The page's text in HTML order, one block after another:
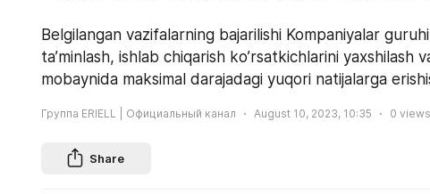
Belgilangan vazifalarning bajarilishi Kompaniyalar
ta’minlash, ishlab chiqarish ko’rsatkichlarini yaxshilash
mobaynida maksimal darajadagi yuqori natijalarga
Группа ERIELL | Официальный канал August 10, 2023, 10:35 0 views
Share